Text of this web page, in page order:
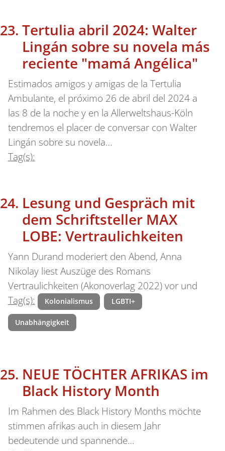
Tertulia abril 2024: Walter
Lingán sobre su novela más
reciente "mamá Angélica"
Estimados amigos y amigas de la Tertulia
Ambulante, el próximo 26 de abril del 2024 a
las 8 de la noche y en la Allerweltshaus-Köln
tendremos el placer de conversar con Walter
Lingán sobre su novela…
Tag(s):
Lesung und Gespräch mit
dem Schriftsteller MAX
LOBE: Vertraulichkeiten
Yann Durand moderiert den Abend, Anna
Nikolay liest Auszüge des Romans
Vertraulichkeiten (Akonoverlag 2022) vor und
Tag(s):
Kolonialismus LGBTI+
Unabhängigkeit
NEUE TÖCHTER AFRIKAS im
Black History Month
Im Rahmen des Black History Months möchte
stimmen afrikas auch in diesem Jahr
bedeutende und spannende…